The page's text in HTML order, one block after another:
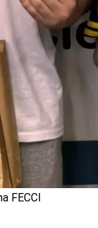
FECCI